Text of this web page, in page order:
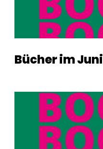
Bücher im Juni